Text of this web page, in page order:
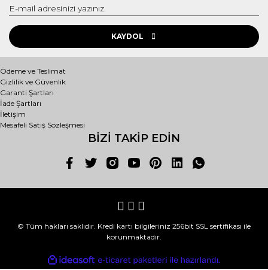
KAYDOL
Ödeme ve Teslimat
Gizlilik ve Güvenlik
Garanti Şartları
İade Şartları
İletişim
Mesafeli Satış Sözleşmesi
BİZİ TAKİP EDİN
© Tüm hakları saklıdır. Kredi kartı bilgileriniz 256bit SSL sertifikası ile
korunmaktadır.
ideasoft
e-